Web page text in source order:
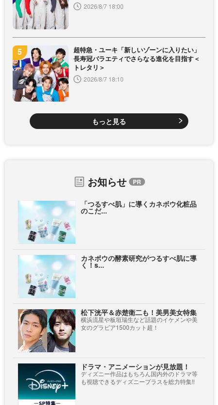
2026/8/7 18:00
超特急・ユーキ「新しいゾーンに入りたい」
長寿冠バラエティでさらなる進化を目指す＜
トレタリ＞
2026/8/7 18:10
もっと見る
お知らせ
「つるすべ肌」に導くカネボウ化粧品
のこだ...
カネボウの酵素研究がつるすべ肌に導
く！s...
松下洸平＆赤楚衛二も！美男美女特集
横浜流星や板垣瑞生など話題のイケメンや美
女のグラビア1500カット超！
ドラマ・アニメーションが見放題！
ディズニー作品はもちろん国内外のドラマ等
も視聴できるディズニープラスを総力特集!!